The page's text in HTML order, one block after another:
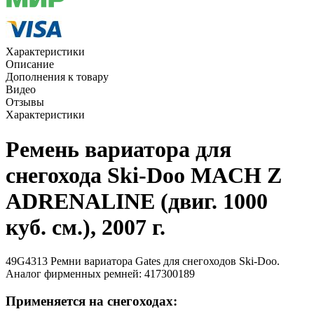
Характеристики
Описание
Дополнения к товару
Видео
Отзывы
Характеристики
Ремень вариатора для
снегохода Ski-Doo MACH Z
ADRENALINE (двиг. 1000
куб. см.), 2007 г.
49G4313 Ремни вариатора Gates для снегоходов Ski-Doo.
Аналог фирменных ремней: 417300189
Применяется на снегоходах: